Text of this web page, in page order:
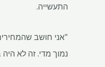
התעשייה.
"אני חושב
נמוך מדי. זה לא